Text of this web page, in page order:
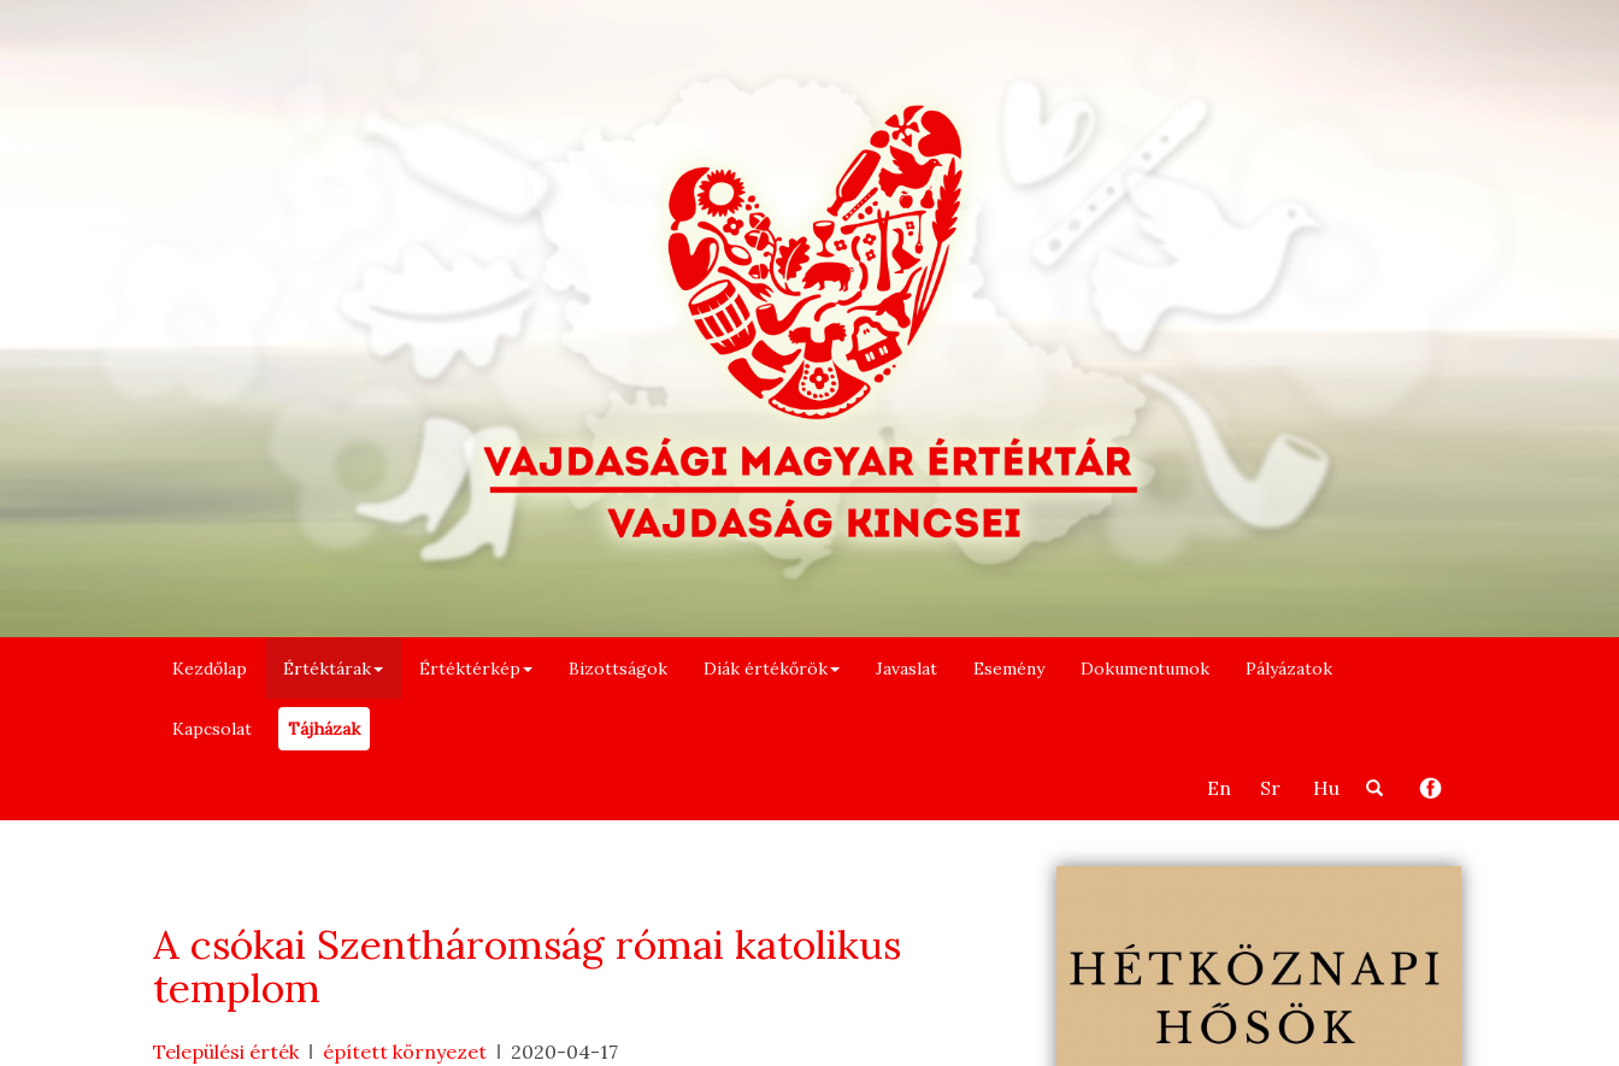
Kezdőlap Értéktárak Értéktérkép Bizottságok Diák értékőrök Javaslat Esemény Dokumentumok Pályázatok
Kapcsolat Tájházak
En Sr Hu
A csókai Szentháromság római katolikus
templom
Települési érték épített környezet 2020-04-17